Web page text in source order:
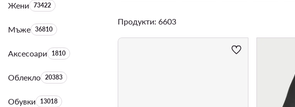
ЖениБрой на продуктите:
73422
МъжеБрой на продуктите:
36810
АксесоариБрой на продуктите:
1810
ОблеклоБрой на продуктите:
20383
ОбувкиБрой на продуктите:
13018
Продукти: 6603